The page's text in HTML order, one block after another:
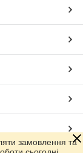
замовлення та